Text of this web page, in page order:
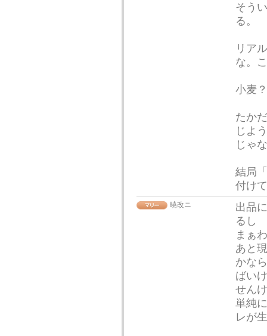
そう
る。
リア
な。
小麦
たか
じよ
じゃ
結局
付け
暁改ニ
出品
るし
まぁ
あと
かな
ばい
せん
単純
レが